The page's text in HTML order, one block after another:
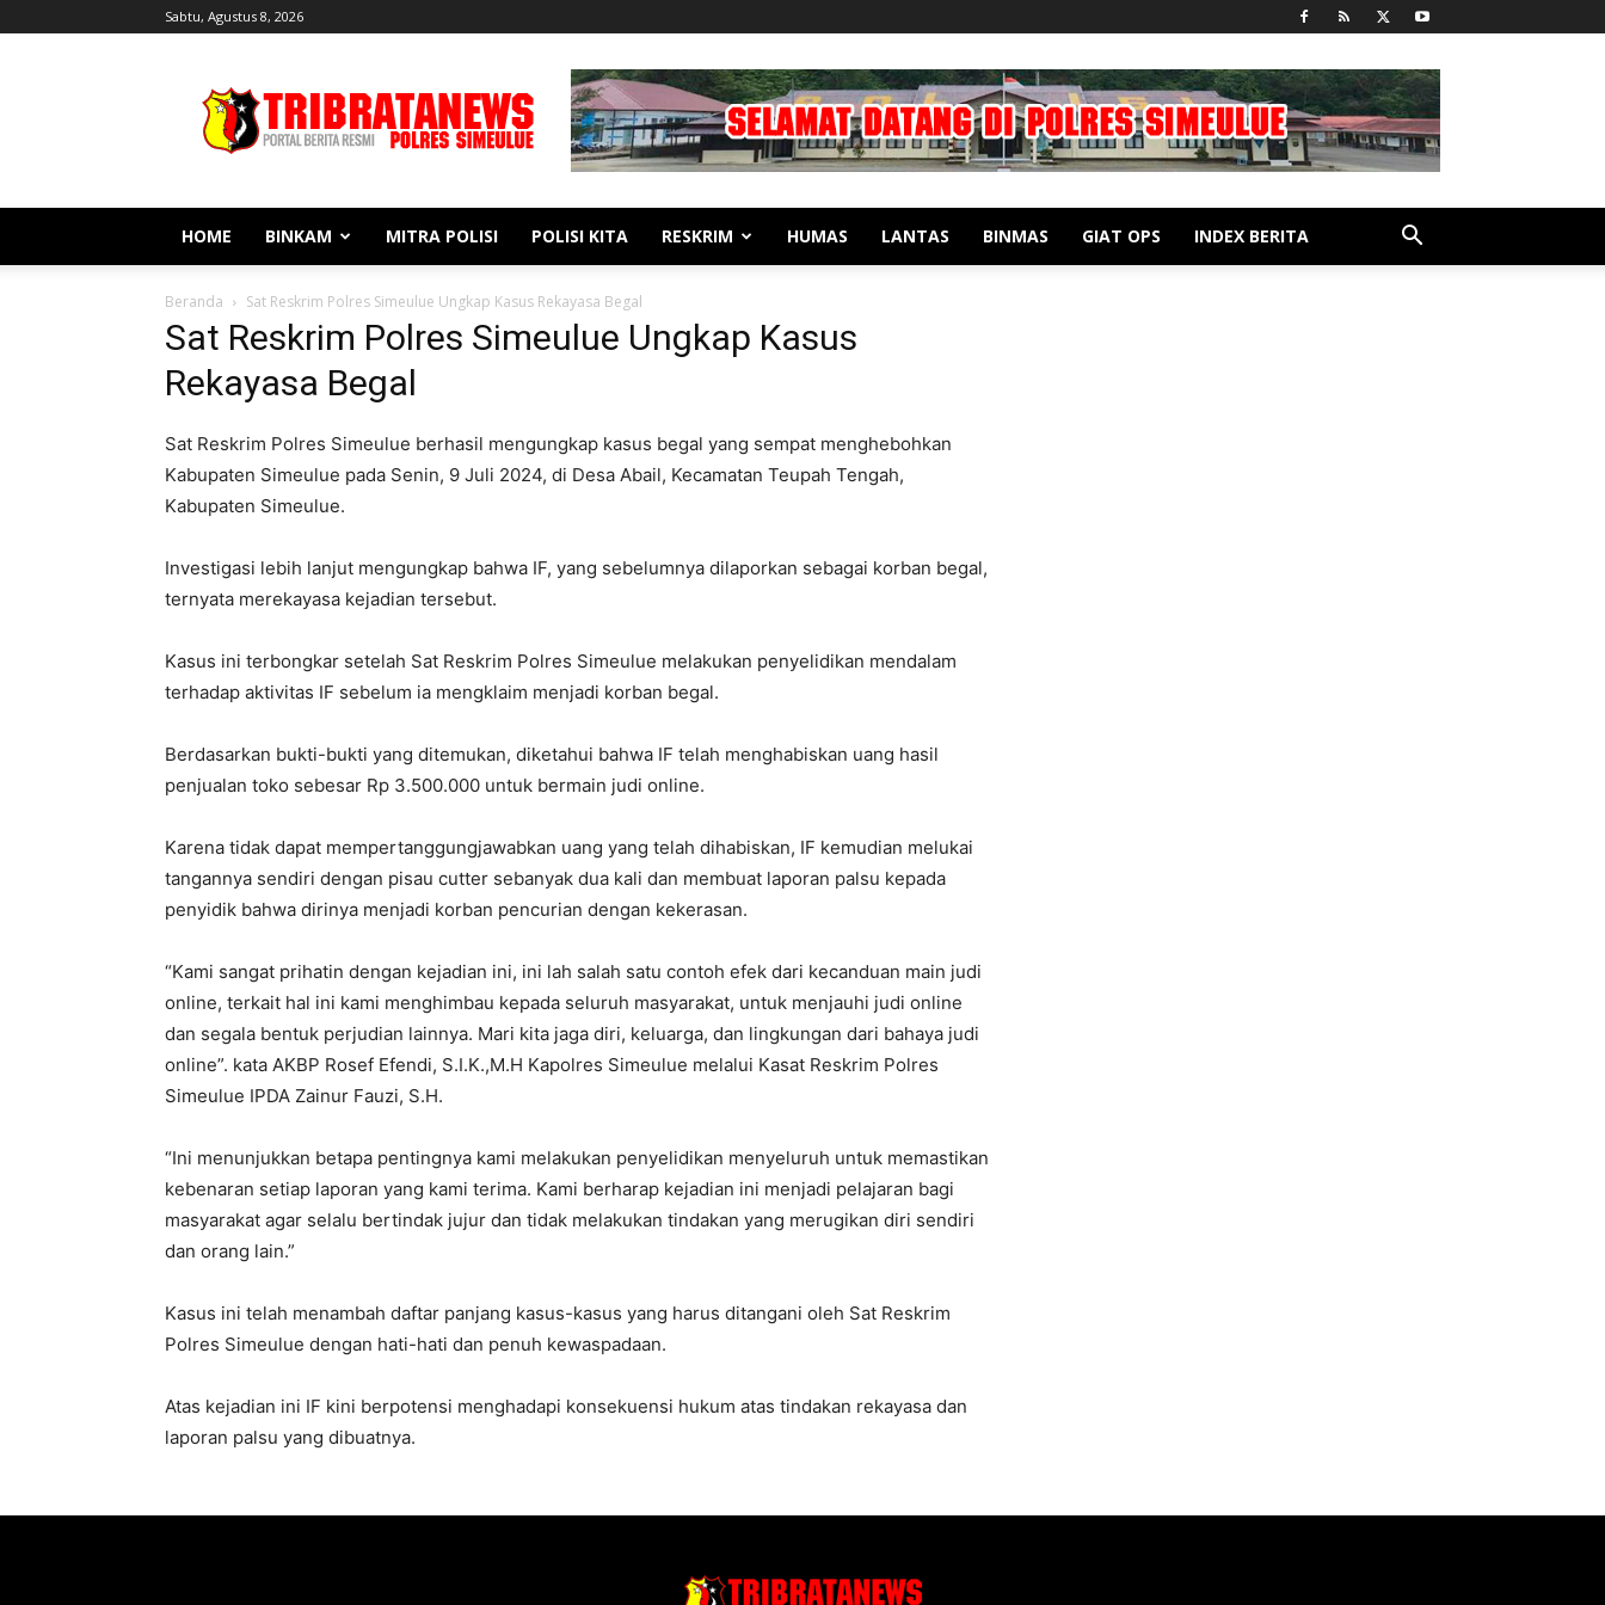
Sabtu, Agustus 8, 2026
Simeulue
HOME BINKAM MITRA POLISI POLISI KITA RESKRIM HUMAS LANTAS BINMAS GIAT OPS INDEX BERITA
Beranda Sat Reskrim Polres Simeulue Ungkap Kasus Rekayasa Begal
Sat Reskrim Polres Simeulue Ungkap Kasus
Rekayasa Begal
Sat Reskrim Polres Simeulue berhasil mengungkap kasus begal yang sempat menghebohkan
Kabupaten Simeulue pada Senin, 9 Juli 2024, di Desa Abail, Kecamatan Teupah Tengah,
Kabupaten Simeulue.
Investigasi lebih lanjut mengungkap bahwa IF, yang sebelumnya dilaporkan sebagai korban begal,
ternyata merekayasa kejadian tersebut.
Kasus ini terbongkar setelah Sat Reskrim Polres Simeulue melakukan penyelidikan mendalam
terhadap aktivitas IF sebelum ia mengklaim menjadi korban begal.
Berdasarkan bukti-bukti yang ditemukan, diketahui bahwa IF telah menghabiskan uang hasil
penjualan toko sebesar Rp 3.500.000 untuk bermain judi online.
Karena tidak dapat mempertanggungjawabkan uang yang telah dihabiskan, IF kemudian melukai
tangannya sendiri dengan pisau cutter sebanyak dua kali dan membuat laporan palsu kepada
penyidik bahwa dirinya menjadi korban pencurian dengan kekerasan.
“Kami sangat prihatin dengan kejadian ini, ini lah salah satu contoh efek dari kecanduan main judi
online, terkait hal ini kami menghimbau kepada seluruh masyarakat, untuk menjauhi judi online
dan segala bentuk perjudian lainnya. Mari kita jaga diri, keluarga, dan lingkungan dari bahaya judi
online”. kata AKBP Rosef Efendi, S.I.K.,M.H Kapolres Simeulue melalui Kasat Reskrim Polres
Simeulue IPDA Zainur Fauzi, S.H.
“Ini menunjukkan betapa pentingnya kami melakukan penyelidikan menyeluruh untuk memastikan
kebenaran setiap laporan yang kami terima. Kami berharap kejadian ini menjadi pelajaran bagi
masyarakat agar selalu bertindak jujur dan tidak melakukan tindakan yang merugikan diri sendiri
dan orang lain.”
Kasus ini telah menambah daftar panjang kasus-kasus yang harus ditangani oleh Sat Reskrim
Polres Simeulue dengan hati-hati dan penuh kewaspadaan.
Atas kejadian ini IF kini berpotensi menghadapi konsekuensi hukum atas tindakan rekayasa dan
laporan palsu yang dibuatnya.